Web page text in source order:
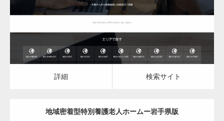
詳細 検索サイト
詳細 検索サイト
地域密着型特別養護老人ホームー岩手県版